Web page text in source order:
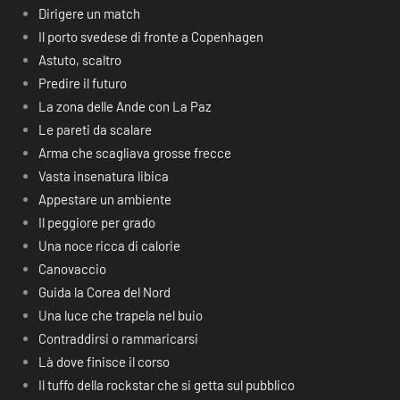
Dirigere un match
Il porto svedese di fronte a Copenhagen
Astuto, scaltro
Predire il futuro
La zona delle Ande con La Paz
Le pareti da scalare
Arma che scagliava grosse frecce
Vasta insenatura libica
Appestare un ambiente
Il peggiore per grado
Una noce ricca di calorie
Canovaccio
Guida la Corea del Nord
Una luce che trapela nel buio
Contraddirsi o rammaricarsi
Là dove finisce il corso
Il tuffo della rockstar che si getta sul pubblico